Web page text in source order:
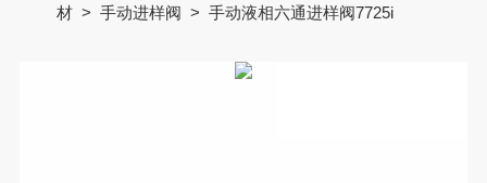
材> 手动进样阀 > 手动液相六通进样阀7725i